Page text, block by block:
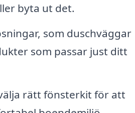
byta ut det.
som duschväggar
som passar just ditt
rätt fönsterkit för att